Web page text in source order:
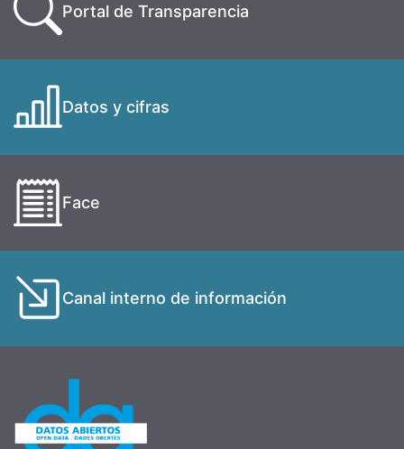
Portal de Transparencia
Datos y cifras
Face
Canal interno de información